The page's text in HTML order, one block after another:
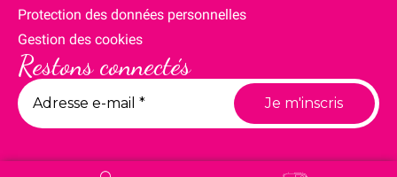
Protection des données personnelles
Gestion des cookies
Restons connectés